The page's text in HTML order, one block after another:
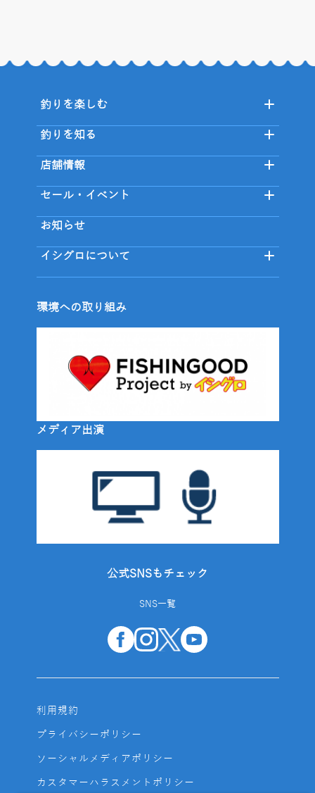
釣りを楽しむ
釣りを知る
店舗情報
セール・イベント
お知らせ
イシグロについて
環境への取り組み
メディア出演
公式SNSもチェック
SNS一覧
利用規約
プライバシーポリシー
ソーシャルメディアポリシー
カスタマーハラスメントポリシー